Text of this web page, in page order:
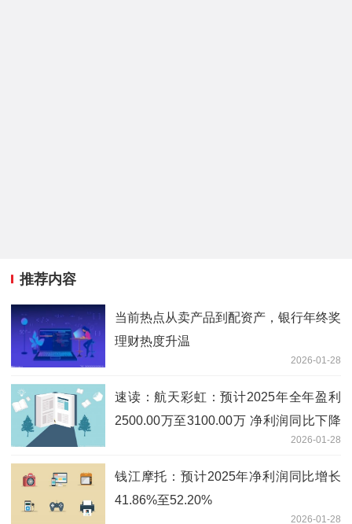
推荐内容
当前热点从卖产品到配资产，银行年终奖
理财热度升温
2026-01-28
速读：航天彩虹：预计2025年全年盈利
2500.00万至3100.00万 净利润同比下降
2026-01-28
钱江摩托：预计2025年净利润同比增长
41.86%至52.20%
2026-01-28